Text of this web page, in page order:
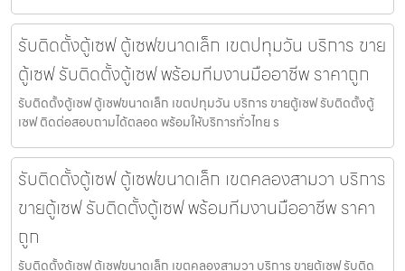
รับติดตั้งตู้เซฟ ตู้เซฟขนาดเล็ก เขตปทุมวัน บริการ ขาย
ตู้เซฟ รับติดตั้งตู้เซฟ พร้อมทีมงานมืออาชีพ ราคาถูก
รับติดตั้งตู้เซฟ ตู้เซฟขนาดเล็ก เขตปทุมวัน บริการ ขายตู้เซฟ รับติดตั้งตู้
เซฟ ติดต่อสอบถามได้ตลอด พร้อมให้บริการทั่วไทย ร
รับติดตั้งตู้เซฟ ตู้เซฟขนาดเล็ก เขตคลองสามวา บริการ
ขายตู้เซฟ รับติดตั้งตู้เซฟ พร้อมทีมงานมืออาชีพ ราคา
ถูก
รับติดตั้งตู้เซฟ ตู้เซฟขนาดเล็ก เขตคลองสามวา บริการ ขายตู้เซฟ รับติด